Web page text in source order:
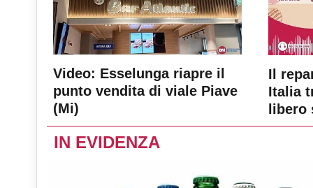
Video: Esselunga riapre il
punto vendita di viale Piave
(Mi)
Il
Italia
libero
IN EVIDENZA